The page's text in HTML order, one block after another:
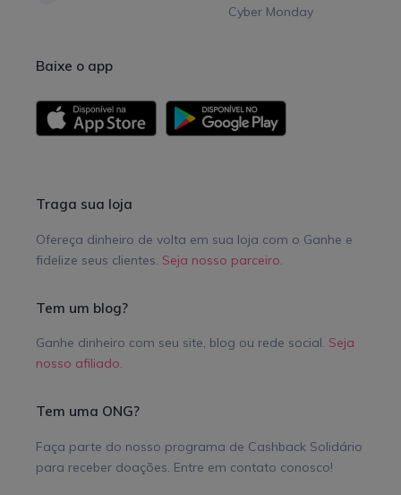
Cyber Monday
Baixe o app
Traga sua loja
Ofereça dinheiro de volta em sua loja com o Ganhe e
fidelize seus clientes. Seja nosso parceiro.
Tem um blog?
Ganhe dinheiro com seu site, blog ou rede social. Seja
nosso afiliado.
Tem uma ONG?
Faça parte do nosso programa de Cashback Solidário
para receber doações. Entre em contato conosco!